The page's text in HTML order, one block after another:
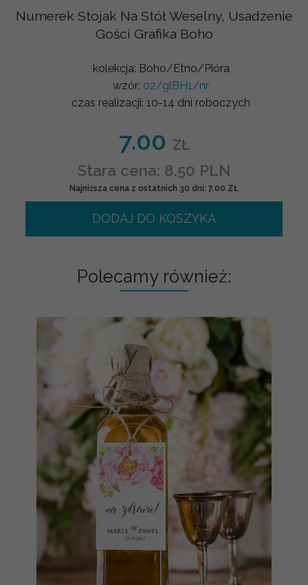
Numerek Stojak Na Stół Weselny, Usadzenie
Gości Grafika Boho
kolekcja: Boho/Etno/Pióra
wzór: 02/glBH1/nr
czas realizacji: 10-14 dni roboczych
7.00 ZŁ
Stara cena: 8.50 PLN
Najniższa cena z ostatnich 30 dni: 7.00 ZŁ
DODAJ DO KOSZYKA
Polecamy również: